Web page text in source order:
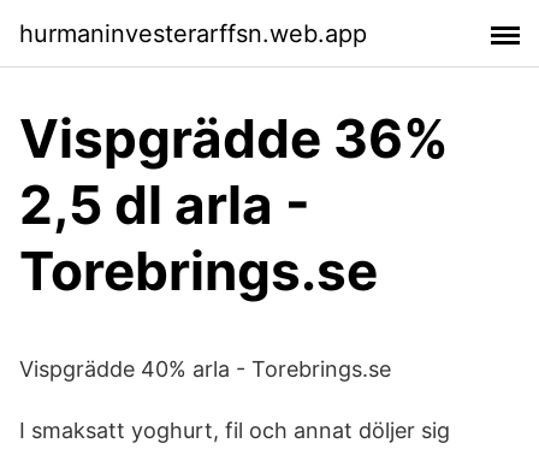
hurmaninvesterarffsn.web.app
Vispgrädde 36%
2,5 dl arla -
Torebrings.se
Vispgrädde 40% arla - Torebrings.se
I smaksatt yoghurt, fil och annat döljer sig